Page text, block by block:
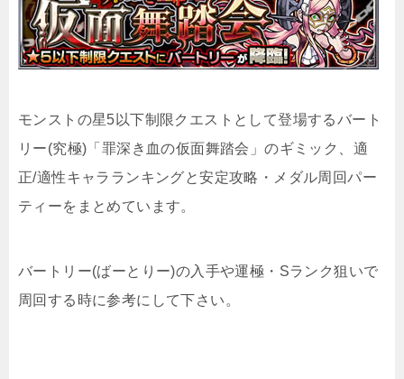
モンストの星5以下制限クエストとして登場するバート
リー(究極)「罪深き血の仮面舞踏会」のギミック、適
正/適性キャラランキングと安定攻略・メダル周回パー
ティーをまとめています。
バートリー(ばーとりー)の入手や運極・Sランク狙いで
周回する時に参考にして下さい。